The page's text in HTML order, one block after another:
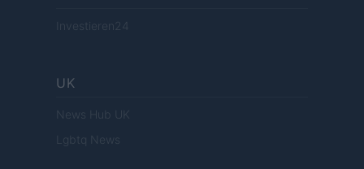
Investieren24
UK
News Hub UK
Lgbtq News